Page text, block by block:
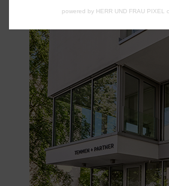
powered by HERR UND FRAU PIXEL